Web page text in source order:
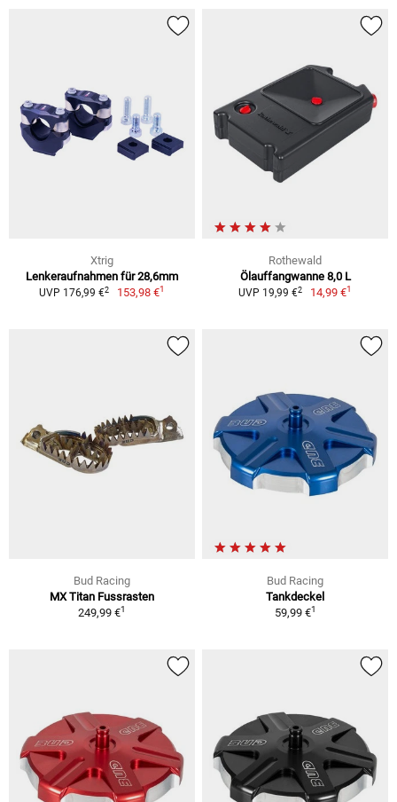
Xtrig
Lenkeraufnahmen für 28,6mm
UVP 176,99 €2 153,98 €1
Rothewald
Ölauffangwanne 8,0 L
UVP 19,99 €2 14,99 €1
Bud Racing
MX Titan Fussrasten
249,99 €1
Bud Racing
Tankdeckel
59,99 €1